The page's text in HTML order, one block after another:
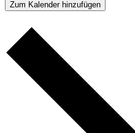
Zum Kalender hinzufügen